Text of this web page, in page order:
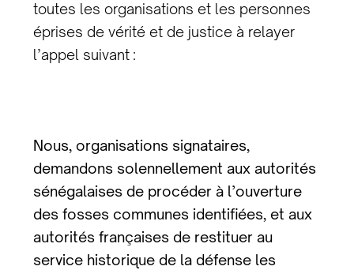
toutes les organisations et les personnes
éprises de vérité et de justice à relayer
l’appel suivant :
Nous, organisations signataires,
demandons solennellement aux autorités
sénégalaises de procéder à l’ouverture
des fosses communes identifiées, et aux
autorités françaises de restituer au
service historique de la défense les